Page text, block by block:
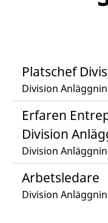
Platschef
Division
Erfaren
Division
Division
Arbetsledare
Division